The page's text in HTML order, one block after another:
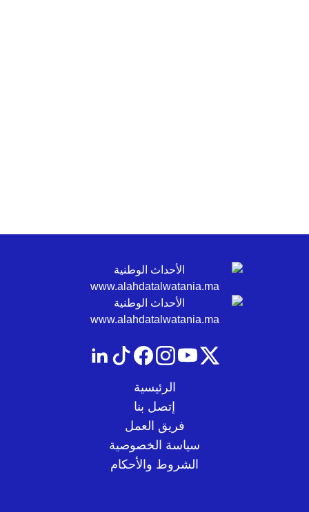
الرئيسية
إتصل بنا
فريق العمل
سياسة الخصوصية
الشروط والأحكام